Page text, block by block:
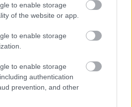
to enable storage
of the website or app.
to enable storage
to enable storage
authentication
prevention, and other